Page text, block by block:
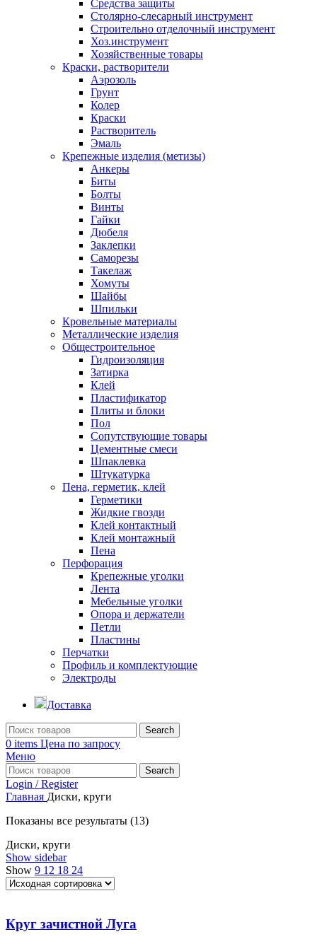
Средства защиты
Столярно-слесарный инструмент
Строительно отделочный инструмент
Хоз.инструмент
Хозяйственные товары
Краски, растворители
Аэрозоль
Грунт
Колер
Краски
Растворитель
Эмаль
Крепежные изделия (метизы)
Анкеры
Биты
Болты
Винты
Гайки
Дюбеля
Заклепки
Саморезы
Такелаж
Хомуты
Шайбы
Шпильки
Кровельные материалы
Металлические изделия
Общестроительное
Гидроизоляция
Затирка
Клей
Пластификатор
Плиты и блоки
Пол
Сопутствующие товары
Цементные смеси
Шпаклевка
Штукатурка
Пена, герметик, клей
Герметики
Жидкие гвозди
Клей контактный
Клей монтажный
Пена
Перфорация
Крепежные уголки
Лента
Мебельные уголки
Опора и держатели
Петли
Пластины
Перчатки
Профиль и комплектующие
Электроды
Доставка
Search
0 items Цена по запросу
Меню
Search
Login / Register
Главная Диски, круги
Показаны все результаты (13)
Диски, круги
Show sidebar
Show 9 12 18 24
Круг зачистной Луга